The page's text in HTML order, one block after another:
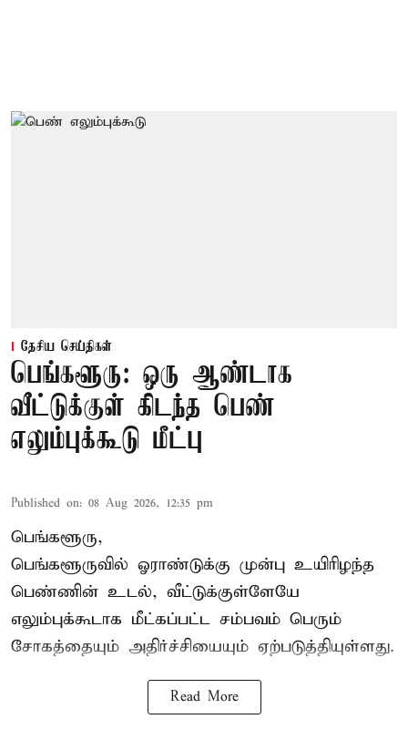
தேசிய செய்திகள்
பெங்களூரு: ஒரு ஆண்டாக
வீட்டுக்குள் கிடந்த பெண்
எலும்புக்கூடு மீட்பு
Published on: 08 Aug 2026, 12:35 pm
பெங்களூரு,
பெங்களூருவில் ஓராண்டுக்கு முன்பு உயிரிழந்த
பெண்ணின் உடல், வீட்டுக்குள்ளேயே
எலும்புக்கூடாக மீட்கப்பட்ட சம்பவம் பெரும்
சோகத்தையும் அதிர்ச்சியையும் ஏற்படுத்தியுள்ளது.
Read More